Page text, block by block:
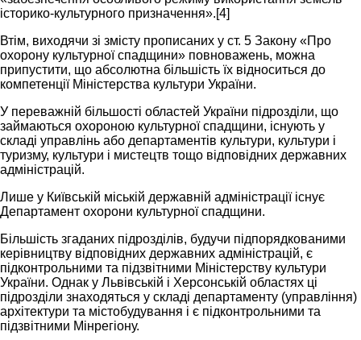
історико-культурного призначення».[4]
Втім, виходячи зі змісту прописаних у ст. 5 Закону «Про
охорону культурної спадщини» повноважень, можна
припустити, що абсолютна більшість їх відноситься до
компетенції Міністерства культури України.
У переважній більшості областей України підрозділи, що
займаються охороною культурної спадщини, існують у
складі управлінь або департаментів культури, культури і
туризму, культури і мистецтв тощо відповідних державних
адміністрацій.
Лише у Київській міській державній адміністрації існує
Департамент охорони культурної спадщини.
Більшість згаданих підрозділів, будучи підпорядкованими
керівництву відповідних державних адміністрацій, є
підконтрольними та підзвітними Міністерству культури
України. Однак у Львівській і Херсонській областях ці
підрозділи знаходяться у складі департаменту (управління)
архітектури та містобудування і є підконтрольними та
підзвітними Мінрегіону.